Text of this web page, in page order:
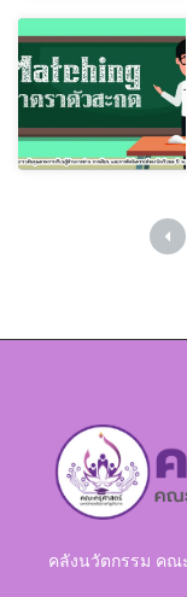
คลังนวัตกรรม คณ